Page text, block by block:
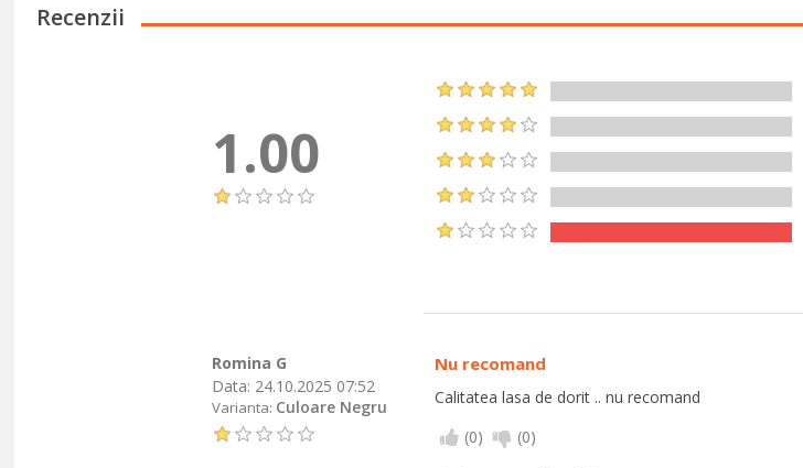
Recenzii
1.00
Romina G
Data: 24.10.2025 07:52
Varianta: Culoare Negru
Nu recomand
Calitatea lasa de dorit .. nu recomand
(0) (0)